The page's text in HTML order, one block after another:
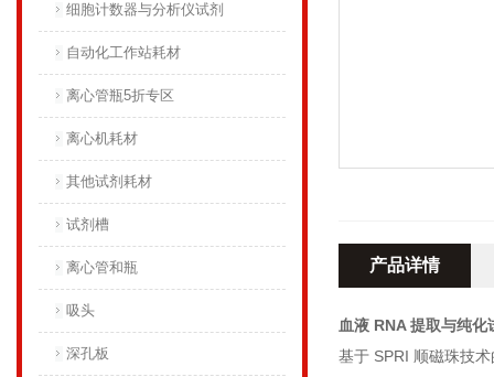
细胞计数器与分析仪试剂
自动化工作站耗材
离心管瓶5折专区
离心机耗材
其他试剂耗材
试剂槽
离心管和瓶
吸头
深孔板
产品详情
血液 RNA 提取与纯化
基于 SPRI 顺磁珠技